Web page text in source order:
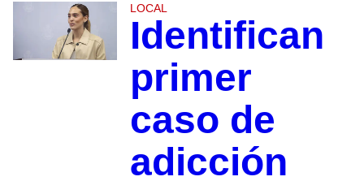
LOCAL
Identifican
primer
caso de
adicción